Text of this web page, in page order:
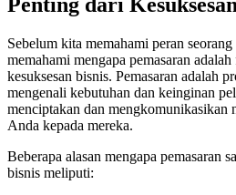
Penting dari
Sebelum kita memahami peran
memahami mengapa pemasaran
kesuksesan bisnis. Pemasaran adalah
mengenali kebutuhan dan keinginan
menciptakan dan mengkomunikasikan
Anda kepada mereka.
Beberapa alasan mengapa pemasaran
bisnis meliputi: